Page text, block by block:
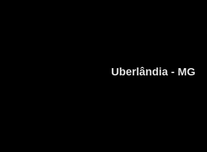
Uberlândia - MG